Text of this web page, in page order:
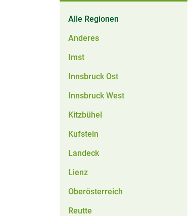
Alle Regionen
Anderes
Imst
Innsbruck Ost
Innsbruck West
Kitzbühel
Kufstein
Landeck
Lienz
Oberösterreich
Reutte